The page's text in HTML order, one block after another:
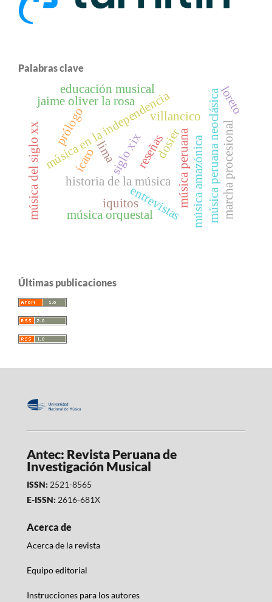
Palabras clave
villancico
siglo xix
música en la independenciamúsica peruana música peruana neoclásica
historia de la música marcha procesional
lima
música del siglo xx dosier
entrevistas
jaime oliver la rosa
reseñas
iquitos música amazónica
educación musical
música orquestal
loreto
ícaro
prólogo
Últimas publicaciones
Antec: Revista Peruana de
Investigación Musical
ISSN: 2521-8565
E-ISSN: 2616-681X
Acerca de
Acerca de la revista
Equipo editorial
Instrucciones para los autores